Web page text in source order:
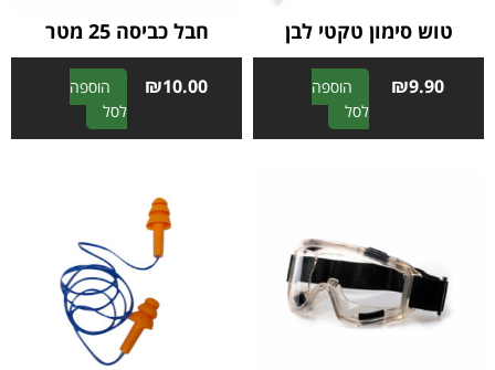
טוש סימון טקטי לבן
₪9.90
הוספה
לסל
A
l
a
t
i
חבל כביסה 25 מטר
₪10.00
הוספה
לסל
A
l
a
t
i
v
e